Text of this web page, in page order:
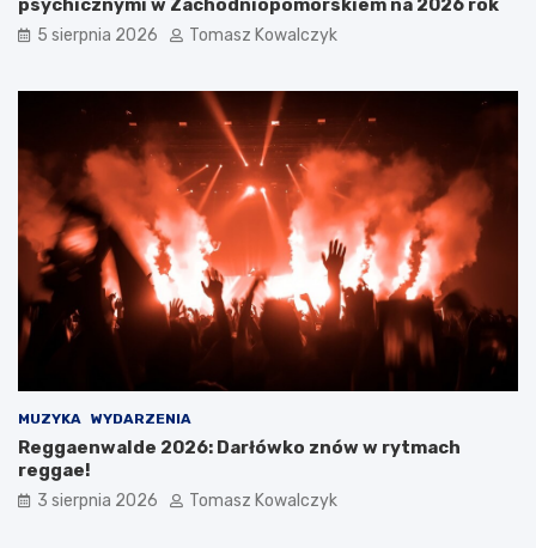
psychicznymi w Zachodniopomorskiem na 2026 rok
5 sierpnia 2026 Tomasz Kowalczyk
MUZYKA WYDARZENIA
Reggaenwalde 2026: Darłówko znów w rytmach
reggae!
3 sierpnia 2026 Tomasz Kowalczyk